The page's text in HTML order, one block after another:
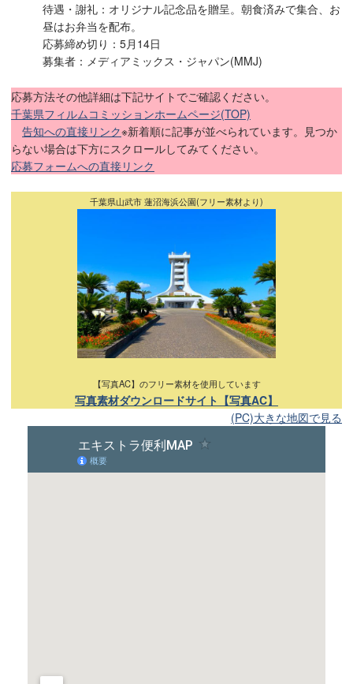
待遇・謝礼：オリジナル記念品を贈呈。朝食済みで集合、お
昼はお弁当を配布。
応募締め切り：5月14日
募集者：メディアミックス・ジャパン(MMJ)
応募方法その他詳細は下記サイトでご確認ください。
千葉県フィルムコミッションホームページ(TOP)
告知への直接リンク※新着順に記事が並べられています。見つか
らない場合は下方にスクロールしてみてください。
応募フォームへの直接リンク
千葉県山武市 蓮沼海浜公園(フリー素材より)
【写真AC】のフリー素材を使用しています
写真素材ダウンロードサイト【写真AC】
(PC)大きな地図で見る